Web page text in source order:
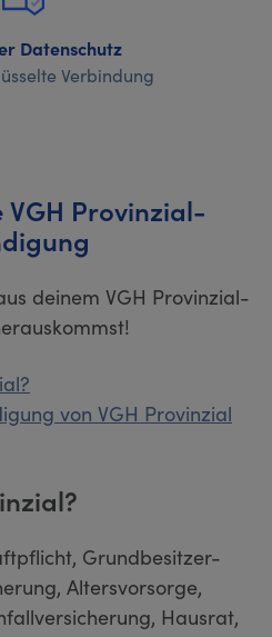
Datenschutz
Verbindung
Provinzial-
deinem VGH Provinzial-
von VGH Provinzial
Grundbesitzer-
Altersvorsorge,
Hausrat,